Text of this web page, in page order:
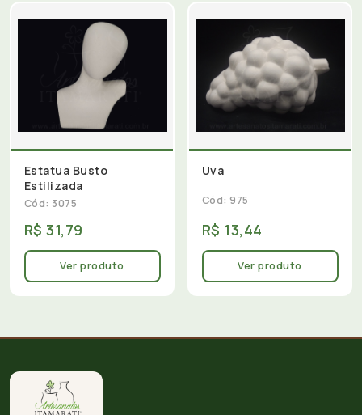
Estatua Busto
Estilizada
Cód: 3075
R$ 31,79
Ver produto
Uva
Cód: 975
R$ 13,44
Ver produto